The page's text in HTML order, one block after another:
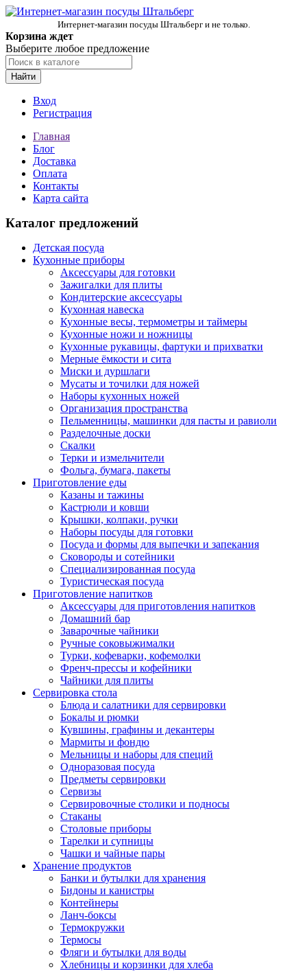
Интернет-магазин посуды Штальберг и не только.
Корзина ждет
Выберите любое предложение
Найти
Вход
Регистрация
Главная
Блог
Доставка
Оплата
Контакты
Карта сайта
Каталог предложений
Детская посуда
Кухонные приборы
Аксессуары для готовки
Зажигалки для плиты
Кондитерские аксессуары
Кухонная навеска
Кухонные весы, термометры и таймеры
Кухонные ножи и ножницы
Кухонные рукавицы, фартуки и прихватки
Мерные ёмкости и сита
Миски и дуршлаги
Мусаты и точилки для ножей
Наборы кухонных ножей
Организация пространства
Пельменницы, машинки для пасты и равиоли
Разделочные доски
Скалки
Терки и измельчители
Фольга, бумага, пакеты
Приготовление еды
Казаны и тажины
Кастрюли и ковши
Крышки, колпаки, ручки
Наборы посуды для готовки
Посуда и формы для выпечки и запекания
Сковороды и сотейники
Специализированная посуда
Туристическая посуда
Приготовление напитков
Аксессуары для приготовления напитков
Домашний бар
Заварочные чайники
Ручные соковыжималки
Турки, кофеварки, кофемолки
Френч-прессы и кофейники
Чайники для плиты
Сервировка стола
Блюда и салатники для сервировки
Бокалы и рюмки
Кувшины, графины и декантеры
Мармиты и фондю
Мельницы и наборы для специй
Одноразовая посуда
Предметы сервировки
Сервизы
Сервировочные столики и подносы
Стаканы
Столовые приборы
Тарелки и супницы
Чашки и чайные пары
Хранение продуктов
Банки и бутылки для хранения
Бидоны и канистры
Контейнеры
Ланч-боксы
Термокружки
Термосы
Фляги и бутылки для воды
Хлебницы и корзинки для хлеба